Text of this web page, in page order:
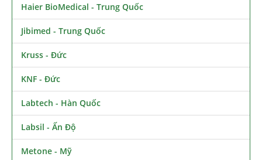
Haier BioMedical - Trung Quốc
Jibimed - Trung Quốc
Kruss - Đức
KNF - Đức
Labtech - Hàn Quốc
Labsil - Ấn Độ
Metone - Mỹ